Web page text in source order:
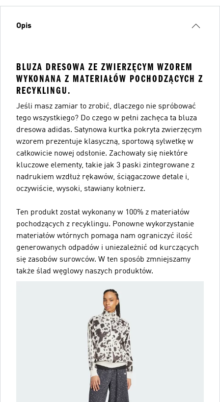
Opis
BLUZA DRESOWA ZE ZWIERZĘCYM WZOREM
WYKONANA Z MATERIAŁÓW POCHODZĄCYCH Z
RECYKLINGU.
Jeśli masz zamiar to zrobić, dlaczego nie spróbować
tego wszystkiego? Do czego w pełni zachęca ta bluza
dresowa adidas. Satynowa kurtka pokryta zwierzęcym
wzorem prezentuje klasyczną, sportową sylwetkę w
całkowicie nowej odsłonie. Zachowały się niektóre
kluczowe elementy, takie jak 3 paski zintegrowane z
nadrukiem wzdłuż rękawów, ściągaczowe detale i,
oczywiście, wysoki, stawiany kołnierz.
Ten produkt został wykonany w 100% z materiałów
pochodzących z recyklingu. Ponowne wykorzystanie
materiałów wtórnych pomaga nam ograniczyć ilość
generowanych odpadów i uniezależnić od kurczących
się zasobów surowców. W ten sposób zmniejszamy
także ślad węglowy naszych produktów.